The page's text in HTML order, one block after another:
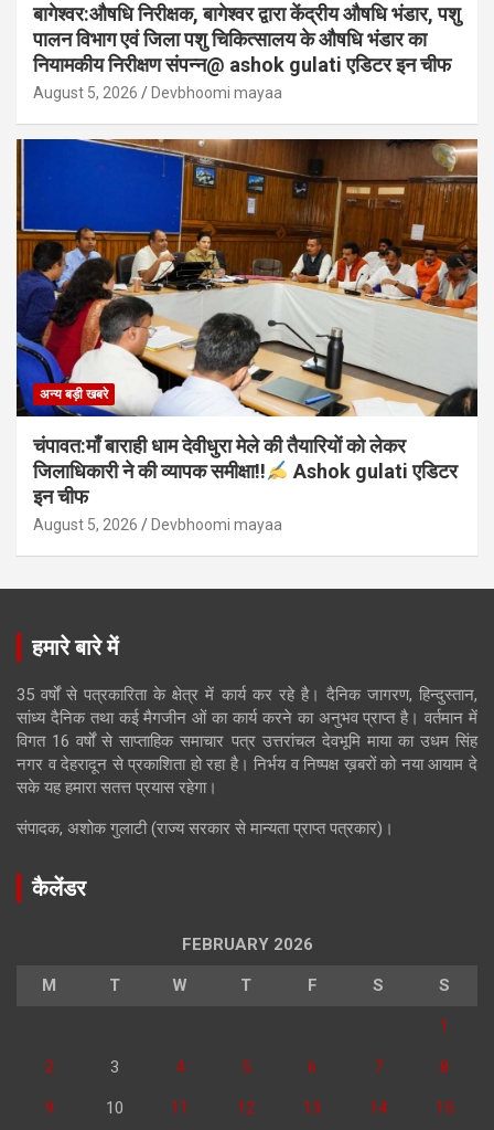
बागेश्वर:औषधि निरीक्षक, बागेश्वर द्वारा केंद्रीय औषधि भंडार, पशु
पालन विभाग एवं जिला पशु चिकित्सालय के औषधि भंडार का
नियामकीय निरीक्षण संपन्न@ ashok gulati एडिटर इन चीफ
August 5, 2026 Devbhoomi mayaa
अन्य बड़ी खबरे
चंपावत:माँ बाराही धाम देवीधुरा मेले की तैयारियों को लेकर
जिलाधिकारी ने की व्यापक समीक्षा!!
Ashok gulati एडिटर
इन चीफ
August 5, 2026 Devbhoomi mayaa
हमारे बारे में
35 वर्षों से पत्रकारिता के क्षेत्र में कार्य कर रहे है। दैनिक जागरण, हिन्दुस्तान,
सांध्य दैनिक तथा कई मैगजीन ओं का कार्य करने का अनुभव प्राप्त है। वर्तमान में
विगत 16 वर्षों से साप्ताहिक समाचार पत्र उत्तरांचल देवभूमि माया का उधम सिंह
नगर व देहरादून से प्रकाशिता हो रहा है। निर्भय व निष्पक्ष ख़बरों को नया आयाम दे
सके यह हमारा सतत्त प्रयास रहेगा।
संपादक, अशोक गुलाटी (राज्य सरकार से मान्यता प्राप्त पत्रकार)।
कैलेंडर
FEBRUARY 2026
M T W T F S S
1
2 3 4 5 6 7 8
9 10 11 12 13 14 15